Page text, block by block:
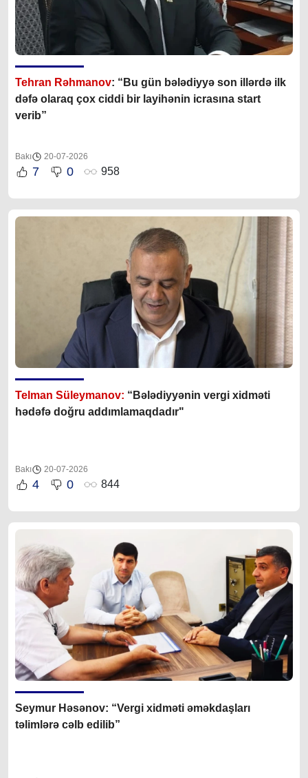
Tehran Rəhmanov: “Bu gün bələdiyyə son illərdə ilk
dəfə olaraq çox ciddi bir layihənin icrasına start
verib”
Bakı 20-07-2026
7 0 958
Telman Süleymanov: “Bələdiyyənin vergi xidməti
hədəfə doğru addımlamaqdadır"
Bakı 20-07-2026
4 0 844
Seymur Həsənov: “Vergi xidməti əməkdaşları
təlimlərə cəlb edilib”